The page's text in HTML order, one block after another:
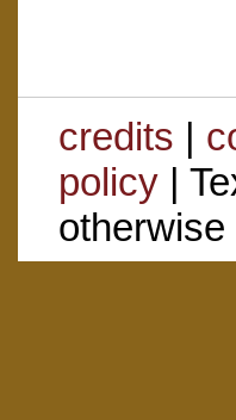
credits |
policy|